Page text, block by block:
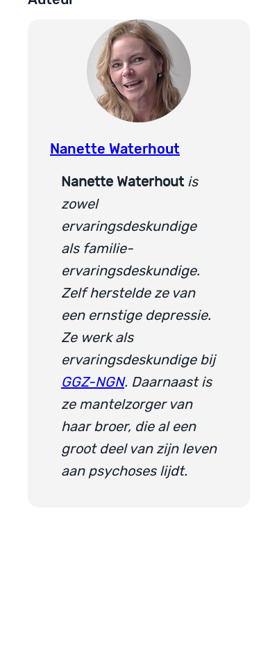
Nanette Waterhout
Nanette Waterhoutis
zowel
ervaringsdeskundige
als familie-
ervaringsdeskundige.
Zelf herstelde ze van
een ernstige depressie.
Ze werk als
ervaringsdeskundige bij
GGZ-NGN. Daarnaast is
ze mantelzorger van
haar broer, die al een
groot deel van zijn leven
aan psychoses lijdt.